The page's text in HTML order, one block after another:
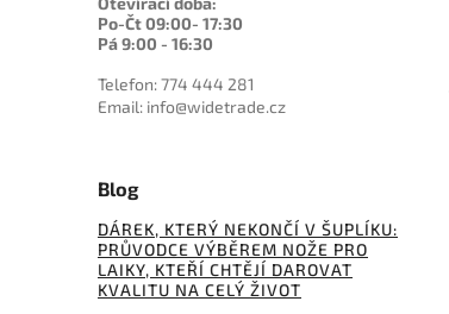
Po-Čt 09:00- 17:30
Pá 9:00 - 16:30
Telefon: 774 444 281
Email: info@widetrade.cz
Blog
DÁREK, KTERÝ NEKONČÍ V ŠUPLÍKU:
PRŮVODCE VÝBĚREM NOŽE PRO
LAIKY, KTEŘÍ CHTĚJÍ DAROVAT
KVALITU NA CELÝ ŽIVOT